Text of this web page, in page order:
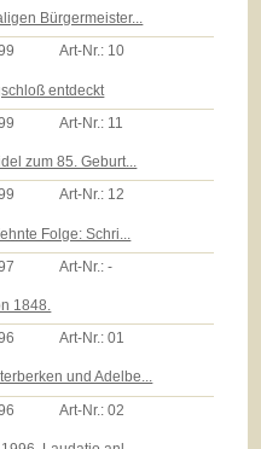
Bürgermeister...
Art-Nr.: 10
entdeckt
Art-Nr.: 11
zum 85. Geburt...
Art-Nr.: 12
Folge: Schri...
Art-Nr.:-
1848.
Art-Nr.:01
und Adelbe...
Art-Nr.:02